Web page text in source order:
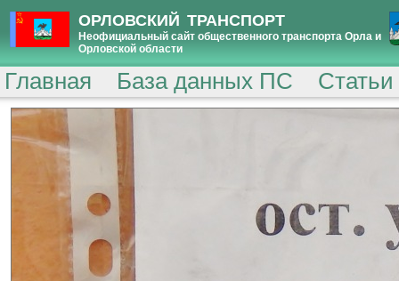
ОРЛОВСКИЙ ТРАНСПОРТ
Неофициальный сайт общественного транспорта Орла и
Орловской области
Главная База данных ПС